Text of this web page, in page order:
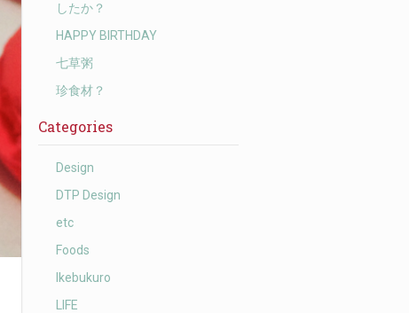
したか？
HAPPY BIRTHDAY
七草粥
珍食材？
Categories
Design
DTP Design
etc
Foods
Ikebukuro
LIFE